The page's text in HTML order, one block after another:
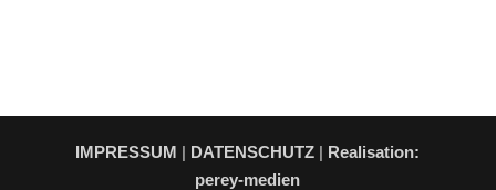
IMPRESSUM | DATENSCHUTZ | Realisation:
perey-medien